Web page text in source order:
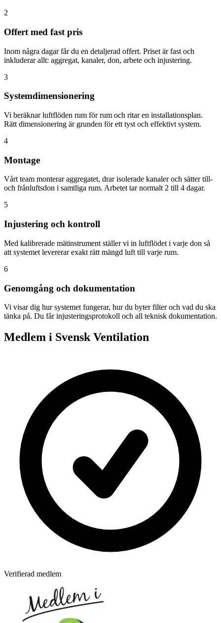
2
Offert med fast pris
Inom några dagar får du en detaljerad offert. Priset är fast och
inkluderar allt: aggregat, kanaler, don, arbete och injustering.
3
Systemdimensionering
Vi beräknar luftflöden rum för rum och ritar en installationsplan.
Rätt dimensionering är grunden för ett tyst och effektivt system.
4
Montage
Vårt team monterar aggregatet, drar isolerade kanaler och sätter till-
och frånluftsdon i samtliga rum. Arbetet tar normalt 2 till 4 dagar.
5
Injustering och kontroll
Med kalibrerade mätinstrument ställer vi in luftflödet i varje don så
att systemet levererar exakt rätt mängd luft till varje rum.
6
Genomgång och dokumentation
Vi visar dig hur systemet fungerar, hur du byter filter och vad du ska
tänka på. Du får injusteringsprotokoll och all teknisk dokumentation.
Medlem i Svensk Ventilation
Verifierad medlem